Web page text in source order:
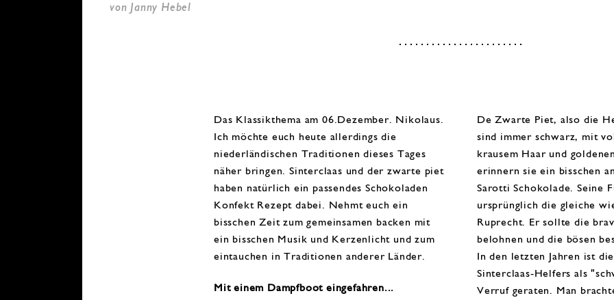
von Janny Hebel
Das Klassikthema am 06.Dezember. Nikolaus.
Ich möchte euch heute allerdings die
niederländischen Traditionen dieses Tages
näher bringen. Sinterclaas und der zwarte piet
haben natürlich ein passendes Schokoladen
Konfekt Rezept dabei. Nehmt euch ein
bisschen Zeit zum gemeinsamen backen mit
ein bisschen Musik und Kerzenlicht und zum
eintauchen inTraditionen anderer Länder.
Mit einem Dampfboot eingefahren...
De Zwarte Piet, also die
sind immer schwarz, mit
krausem Haar und
erinnern sie ein bisschen
Sarotti Schokolade. Seine
ursprünglich die gleiche
Ruprecht. Er sollte die
belohnen unddie bösen
In den letzten Jahren ist die
Sinterclaas-Helfers als
Verruf geraten. Man